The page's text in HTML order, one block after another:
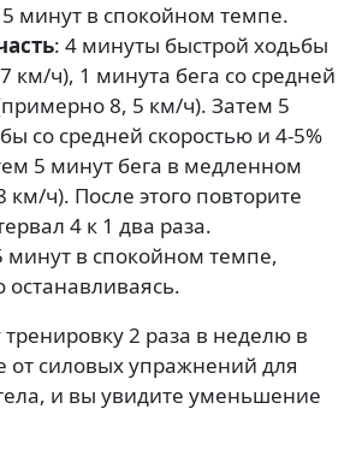
5 минут в спокойном темпе.
: 4 минуты быстрой ходьбы
км/ч), 1 минута бега со средней
8, 5 км/ч). Затем 5
со средней скоростью и 4-5%
5 минут бега в медленном
км/ч). После этого повторите
4 к 1 два раза.
минут в спокойном темпе,
останавливаясь.
тренировку 2 раза в неделю в
от силовых упражнений для
и вы увидите уменьшение